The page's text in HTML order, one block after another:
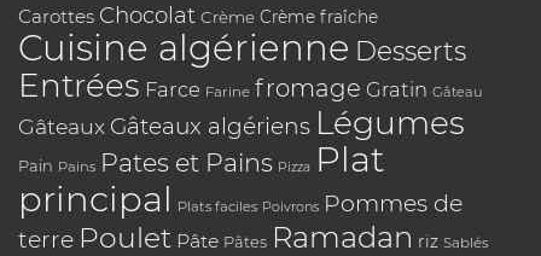
Carottes Chocolat Crème Crème fraîche
Cuisine algérienne Desserts
Entrées Farce Farine fromage Gratin Gâteau
Gâteaux Gâteaux algériens Légumes
Pain Pains Pates et Pains Pizza Plat
principal Plats faciles Poivrons Pommes de
terre Poulet Pâte Pâtes Ramadan riz Sablés